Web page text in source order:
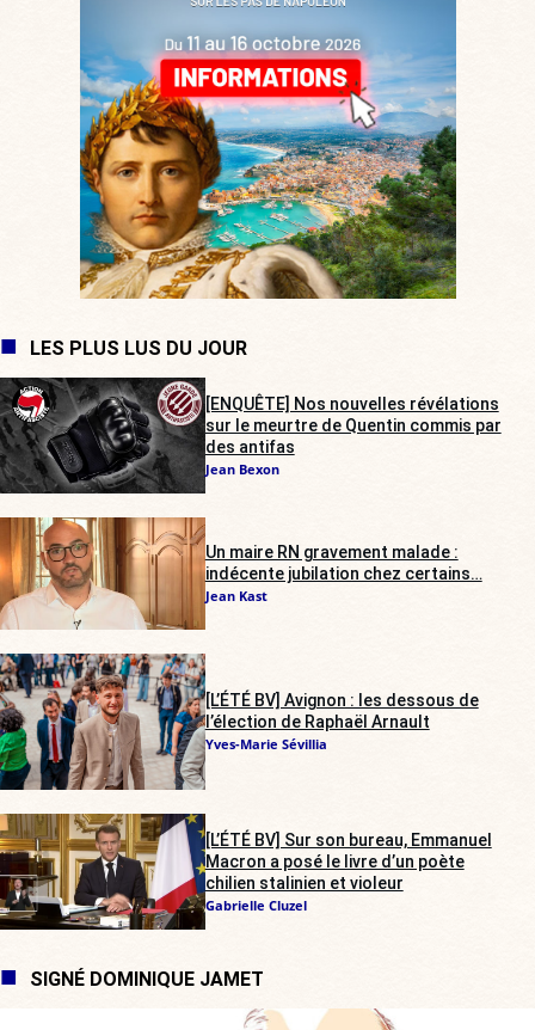
LES PLUS LUS DU JOUR
[ENQUÊTE] Nos nouvelles révélations
sur le meurtre de Quentin commis par
des antifas
Jean Bexon
Un maire RN gravement malade :
indécente jubilation chez certains…
Jean Kast
[L’ÉTÉ BV] Avignon : les dessous de
l’élection de Raphaël Arnault
Yves-Marie Sévillia
[L’ÉTÉ BV] Sur son bureau, Emmanuel
Macron a posé le livre d’un poète
chilien stalinien et violeur
Gabrielle Cluzel
SIGNÉ DOMINIQUE JAMET